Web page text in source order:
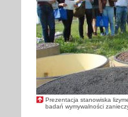
Prezentacja stanowiska
badań wymywalności